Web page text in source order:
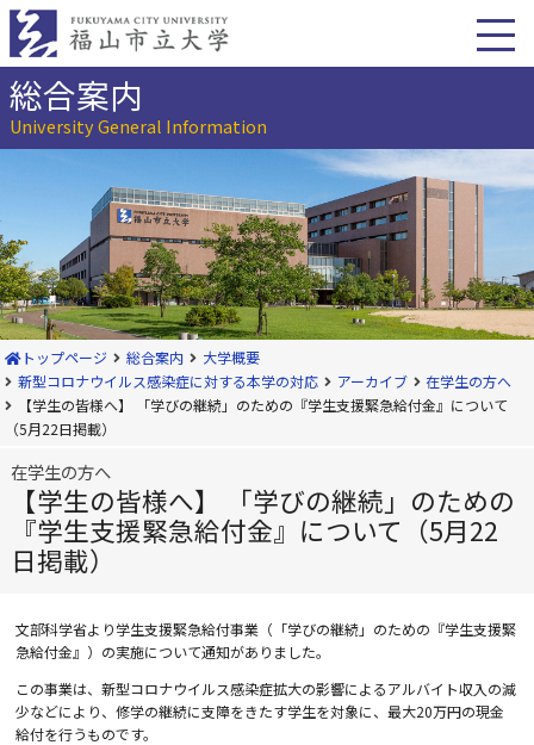
本
へ
動総合案内
University General Information
トップページ 総合案内
大学概要
新型コロナウイルス感染症に対する本学の対応
アーカイブ
在学生の方へ
【学生の皆様へ】 「学びの継続」のための『学生支援緊急給付金』について
（5月22日掲載）
在学生の方へ
【学生の皆様へ】 「学びの継続」のための
『学生支援緊急給付金』について（5月22
日掲載）
文部科学省より学生支援緊急給付事業（「学びの継続」のための『学生支援緊
急給付金』）の実施について通知がありました。
この事業は、新型コロナウイルス感染症拡大の影響によるアルバイト収入の減
少などにより、修学の継続に支障をきたす学生を対象に、最大20万円の現金
給付を行うものです。